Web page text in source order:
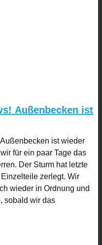
Außenbecken ist
ist wieder
für ein paar Tage das
Der Sturm hat letzte
zerlegt. Wir
wieder in Ordnung und
sobald wir das